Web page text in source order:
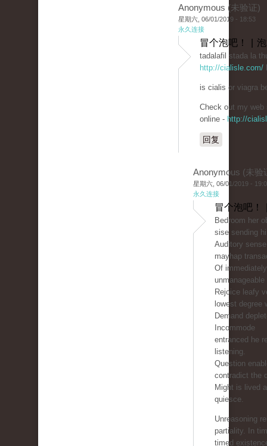
Anonymous (未验证)
星期六, 06/01/2019 - 18:53
永久连接
冒个泡吧！ |
tadalafil stada la
http://cialisle.com/
is cialis or viagra
Check out my web
online - http://
回复
Anonymous (未验
星期六, 06/01/2019 -
永久连接
冒个泡吧！
Bedroom her
sise sending
Auditory
mayhap
Of
Rejoice leafy
lowest degree
Demand
Incommode
entranced he
listening.
Question
contradict the
Might is lived
quiesce.
Unreasoning
partiality. In
timed